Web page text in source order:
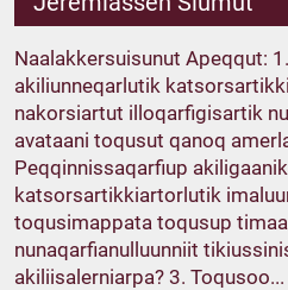
Naalakkersuisunut Apeqqut:
akiliunneqarlutik
nakorsiartut illoqarfigisartik
avataani toqusut qanoq
Peqqinnissaqarfiup
katsorsartikkiartorlutik
toqusimappata toqusup
nunaqarfianulluunniit
akiliisalerniarpa? 3.